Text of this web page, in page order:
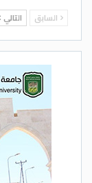
السابق التالي